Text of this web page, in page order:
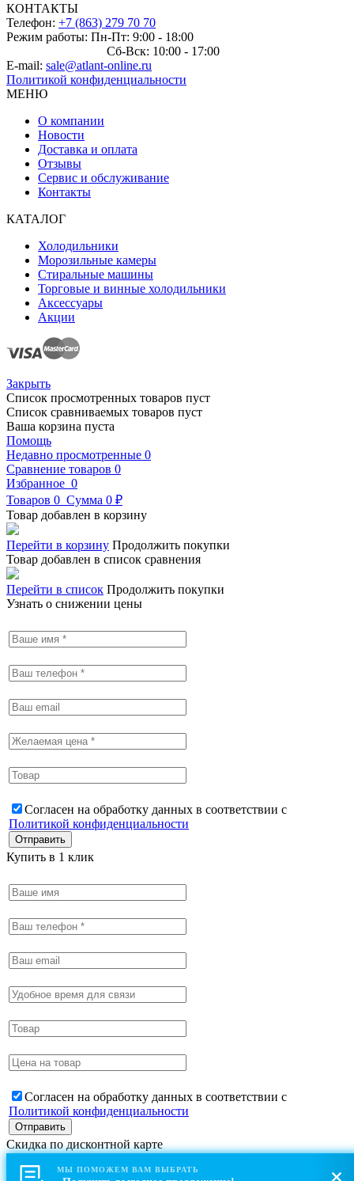
КОНТАКТЫ
Телефон: +7 (863) 279 70 70
Режим работы: Пн-Пт: 9:00 - 18:00
Сб-Вск: 10:00 - 17:00
E-mail: sale@atlant-online.ru
Политикой конфиденциальности
МЕНЮ
О компании
Новости
Доставка и оплата
Отзывы
Сервис и обслуживание
Контакты
КАТАЛОГ
Холодильники
Морозильные камеры
Стиральные машины
Торговые и винные холодильники
Аксессуары
Акции
Закрыть
Список просмотренных товаров пуст
Список сравниваемых товаров пуст
Ваша корзина пуста
Помощь
Недавно просмотренные 0
Сравнение товаров 0
Избранное 0
Товаров 0 Сумма 0 ₽
Товар добавлен в корзину
Перейти в корзину Продолжить покупки
Товар добавлен в список сравнения
Перейти в список Продолжить покупки
Узнать о снижении цены
Согласен на обработку данных в соответствии с
Политикой конфиденциальности
Купить в 1 клик
Согласен на обработку данных в соответствии с
Политикой конфиденциальности
Скидка по дисконтной карте
оформлении заказа.
МЫ ПОМОЖЕМ ВАМ ВЫБРАТЬ